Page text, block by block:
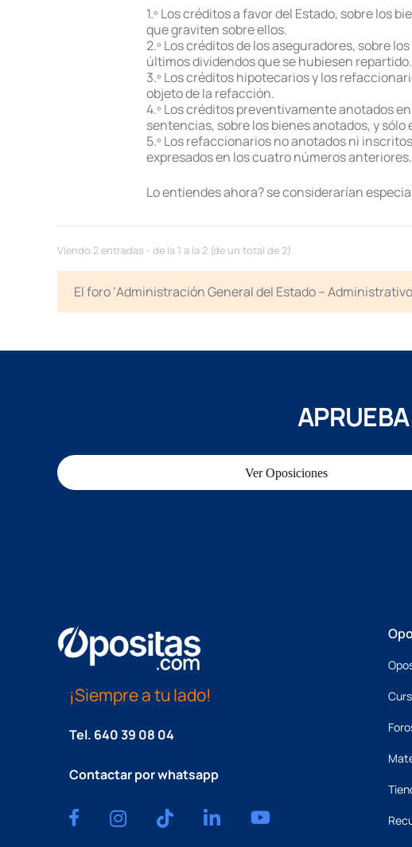
1.º Los créditos a favor del Estado, sobre los
que graviten sobre ellos.
2.º Los créditos de los aseguradores, sobre
últimos dividendos que se hubiesen repartido.
3.º Los créditos hipotecarios y los
objeto de la refacción.
4.º Los créditos preventivamente anotados
sentencias, sobre los bienes anotados, y
5.º Los refaccionarios no anotados ni
expresados en los cuatro números anteriores.
Lo entiendes ahora? se considerarían
Viendo 2 entradas - de la 1 a la 2 (de un total de 2)
El foro ‘Administración General del Estado –
Ver Oposiciones
¡Siempre a tu lado!
Tel. 640 39 08 04
Contactar por whatsapp